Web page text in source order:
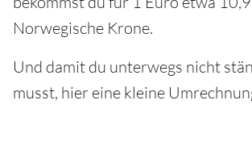
Norwegische Krone.
Und damit du unterwegs nicht
musst, hier eine kleine